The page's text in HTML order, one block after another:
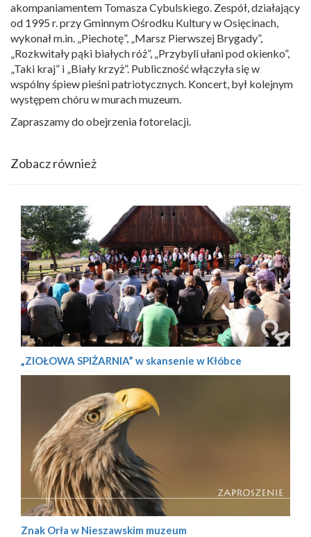
akompaniamentem Tomasza Cybulskiego. Zespół, działający
od 1995 r. przy Gminnym Ośrodku Kultury w Osięcinach,
wykonał m.in. „Piechotę”, „Marsz Pierwszej Brygady”,
„Rozkwitały pąki białych róż”, „Przybyli ułani pod okienko”,
„Taki kraj” i „Biały krzyż”. Publiczność włączyła się w
wspólny śpiew pieśni patriotycznych. Koncert, był kolejnym
występem chóru w murach muzeum.
Zapraszamy do obejrzenia fotorelacji.
Zobacz również
„ZIOŁOWA SPIŻARNIA” w skansenie w Kłóbce
Znak Orła w Nieszawskim muzeum